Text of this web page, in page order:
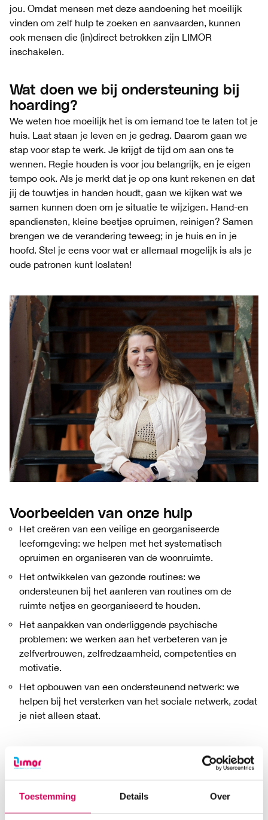
Toestemming Details Over
jou. Omdat mensen met deze aandoening het moeilijk
vinden om zelf hulp te zoeken en aanvaarden, kunnen
ook mensen die (in)direct betrokken zijn LIMOR
inschakelen.
Wat doen we bij ondersteuning bij
hoarding?
We weten hoe moeilijk het is om iemand toe te laten tot je
huis. Laat staan je leven en je gedrag. Daarom gaan we
stap voor stap te werk. Je krijgt de tijd om aan ons te
wennen. Regie houden is voor jou belangrijk, en je eigen
tempo ook. Als je merkt dat je op ons kunt rekenen en dat
jij de touwtjes in handen houdt, gaan we kijken wat we
samen kunnen doen om je situatie te wijzigen. Hand-en
spandiensten, kleine beetjes opruimen, reinigen? Samen
brengen we de verandering teweeg; in je huis en in je
hoofd. Stel je eens voor wat er allemaal mogelijk is als je
oude patronen kunt loslaten!
Voorbeelden van onze hulp
Het creëren van een veilige en georganiseerde
leefomgeving: we helpen met het systematisch
opruimen en organiseren van de woonruimte.
Het ontwikkelen van gezonde routines: we
ondersteunen bij het aanleren van routines om de
ruimte netjes en georganiseerd te houden.
Het aanpakken van onderliggende psychische
problemen: we werken aan het verbeteren van je
zelfvertrouwen, zelfredzaamheid, competenties en
motivatie.
Het opbouwen van een ondersteunend netwerk: we
helpen bij het versterken van het sociale netwerk, zodat
je niet alleen staat.
Maatwerk
Iedere cliënt is uniek en jij dus ook. Daarom werken we
niet met standaardoplossingen. Gelukkig zijn we
aanpakkers, en waarschijnlijk krijg je met ons de smaak
te pakken om vooruit te kijken. Centraal staan: wat wil en